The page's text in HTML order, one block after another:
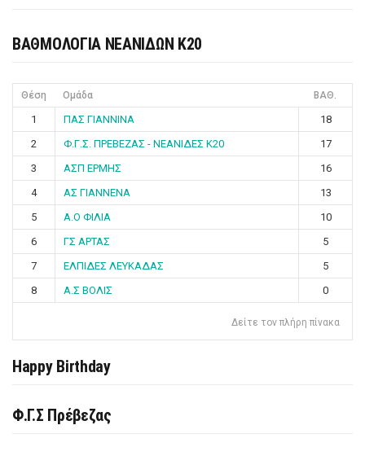
ΒΑΘΜΟΛΟΓΙΑ ΝΕΑΝΙΔΩΝ Κ20
Θέση Ομάδα ΒΑΘ.
1 ΠΑΣ ΓΙΑΝΝΙΝΑ
18
2
Φ.Γ.Σ. ΠΡΕΒΕΖΑΣ - ΝΕΑΝΙΔΕΣ Κ20
17
3
ΑΣΠ ΕΡΜΗΣ
16
4
ΑΣ ΓΙΑΝΝΕΝΑ
13
5
Α.Ο ΦΙΛΙΑ
10
6
ΓΣ ΑΡΤΑΣ
5
7
ΕΛΠΙΔΕΣ ΛΕΥΚΑΔΑΣ
5
8
Α.Σ ΒΟΛΙΣ 0
Δείτε τον πλήρη πίνακα
Happy Birthday
Φ.Γ.Σ Πρέβεζας